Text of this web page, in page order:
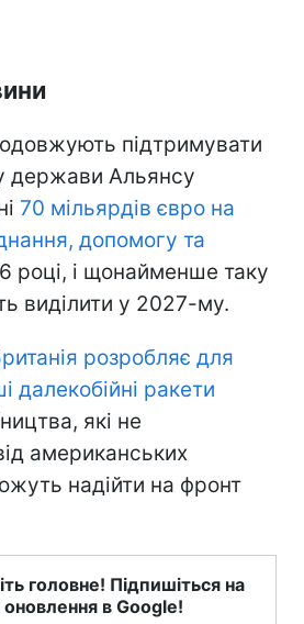
підтримувати
держави Альянсу
70 мільярдів євро на
допомогу та
році, і щонайменше таку
виділити у 2027-му.
розробляє для
далекобійні ракети
які не
американських
надійти на фронт
головне! Підпишіться на
оновлення в Google!